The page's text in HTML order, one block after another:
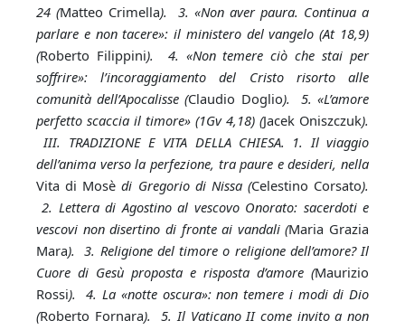
24 (Matteo Crimella). 3. «Non aver paura. Continua a
parlare e non tacere»: il ministero del vangelo (At 18,9)
(Roberto Filippini). 4. «Non temere ciò che stai per
soffrire»: l’incoraggiamento del Cristo risorto alle
comunità dell’Apocalisse (Claudio Doglio). 5. «L’amore
perfetto scaccia il timore» (1Gv 4,18) (Jacek Oniszczuk).
III. TRADIZIONE E VITA DELLA CHIESA. 1. Il viaggio
dell’anima verso la perfezione, tra paure e desideri, nella
Vita di Mosè di Gregorio di Nissa (Celestino Corsato).
2. Lettera di Agostino al vescovo Onorato: sacerdoti e
vescovi non disertino di fronte ai vandali (Maria Grazia
Mara). 3. Religione del timore o religione dell’amore? Il
Cuore di Gesù proposta e risposta d’amore (Maurizio
Rossi). 4. La «notte oscura»: non temere i modi di Dio
(Roberto Fornara). 5. Il Vaticano II come invito a non